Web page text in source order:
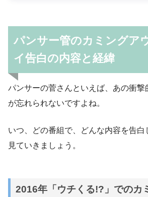
パンサー管のカミングア
イ告白の内容と経緯
パンサーの菅さんといえば、あの衝撃
が忘れられないですよね。
いつ、どの番組で、どんな内容を告
見ていきましょう。
2016年「ウチくる!?」でのカ